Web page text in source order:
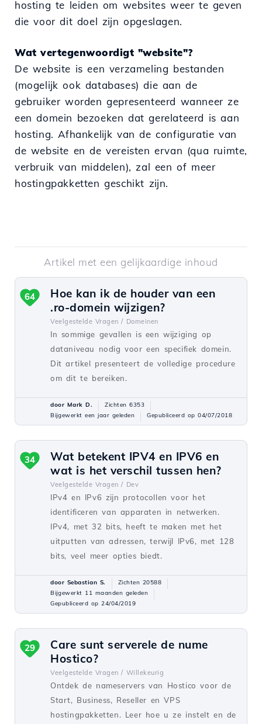
hosting te leiden om websites weer te geven
die voor dit doel zijn opgeslagen.
Wat vertegenwoordigt "website"?
De website is een verzameling bestanden
(mogelijk ook databases) die aan de
gebruiker worden gepresenteerd wanneer ze
een domein bezoeken dat gerelateerd is aan
hosting. Afhankelijk van de configuratie van
de website en de vereisten ervan (qua ruimte,
verbruik van middelen), zal een of meer
hostingpakketten geschikt zijn.
Artikel met een gelijkaardige inhoud
Hoe kan ik de houder van een
.ro-domein wijzigen?
Veelgestelde Vragen / Domeinen
In sommige gevallen is een wijziging op
dataniveau nodig voor een specifiek domein.
Dit artikel presenteert de volledige procedure
om dit te bereiken.
64
door Mark D.
Zichten 6353
Bijgewerkt een jaar geleden
Gepubliceerd op 04/07/2018
Wat betekent IPV4 en IPV6 en
wat is het verschil tussen hen?
Veelgestelde Vragen / Dev
IPv4 en IPv6 zijn protocollen voor het
identificeren van apparaten in netwerken.
IPv4, met 32 bits, heeft te maken met het
uitputten van adressen, terwijl IPv6, met 128
bits, veel meer opties biedt.
34
door Sebastian S.
Zichten 20588
Bijgewerkt 11 maanden geleden
Gepubliceerd op 24/04/2019
Care sunt serverele de nume
Hostico?
Veelgestelde Vragen / Willekeurig
Ontdek de nameservers van Hostico voor de
Start, Business, Reseller en VPS
hostingpakketten. Leer hoe u ze instelt en de
29